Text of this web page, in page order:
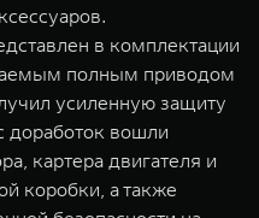
от 5 699
в комплектации
полным приводом
усиленную защиту
доработок вошли
картера двигателя и
коробки, а также